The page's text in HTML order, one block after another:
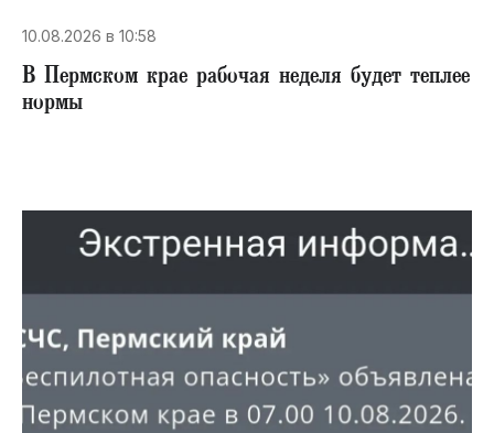
10.08.2026 в 10:58
В Пермском крае рабочая неделя будет теплее
нормы